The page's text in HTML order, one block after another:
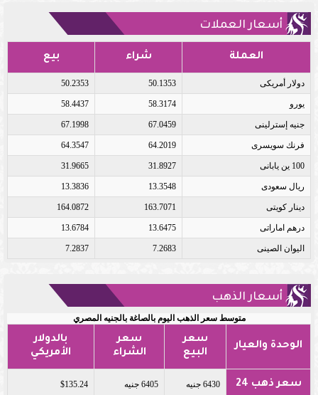
أسعار العملات
العملة شراء بيع
دولار أمريكى 50.1353
50.2353
يورو 58.3174
58.4437
جنيه إسترلينى 67.0459
67.1998
فرنك سويسرى 64.2019
64.3547
100 ين يابانى 31.8927
31.9665
ريال سعودى 13.3548
13.3836
دينار كويتى 163.7071
164.0872
درهم اماراتى 13.6475
13.6784
اليوان الصينى 7.2683
7.2837
أسعار الذهب
متوسط سعر الذهب اليوم بالصاغة بالجنيه المصري
الوحدة والعيار
سعر
البيع
سعر
الشراء
بالدولار
الأمريكي
سعر ذهب 24 6430 جنيه 6405 جنيه $135.24